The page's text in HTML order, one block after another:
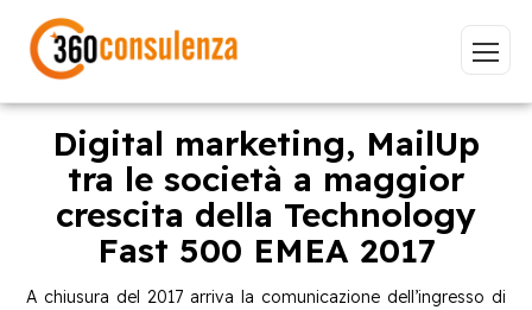
Vai
Digital marketing, MailUp
tra le società a maggior
crescita della Technology
Fast 500 EMEA 2017
A chiusura del 2017 arriva la comunicazione dell’ingresso di